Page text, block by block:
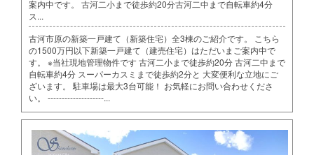
案内中です。 古河二小まで徒歩約20分古河二中まで自転車約4分
ス...
古河市原の新築一戸建て（新築住宅）全3棟のご紹介です。 こちら
の1500万円以下新築一戸建て（建売住宅）はただいまご案内中で
す。 ※当社現地管理物件です 古河二小まで徒歩約20分 古河二中まで
自転車約4分 スーパーカスミまで徒歩約2分と 大変便利な立地にご
ざいます。 駐車場は最大3台可能！ お気軽にお問い合わせくださ
い。 --------------------...